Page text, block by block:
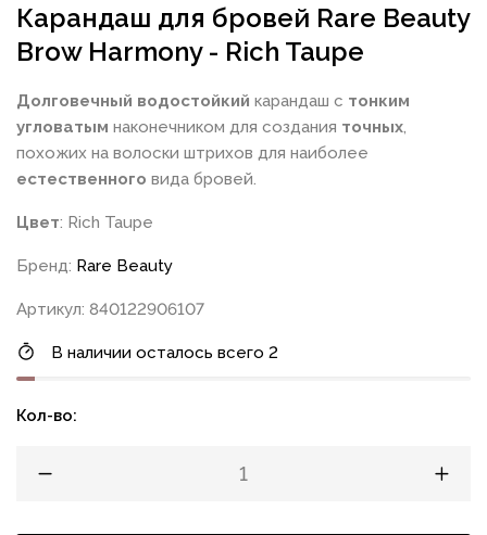
Карандаш для бровей Rare Beauty
Brow Harmony - Rich Taupe
Долговечный водостойкий карандаш с тонким
угловатым наконечником для создания точных
похожих на волоски штрихов для наиболее
естественного вида бровей.
Цвет: Rich Taupe
Бренд: Rare Beauty
Артикул: 840122906107
В наличии осталось всего 2
Кол-во: